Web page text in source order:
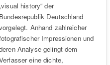
history“ der
Bundesrepublik Deutschland
Anhand zahlreicher
Impressionen und
Analyse gelingt dem
eine dichte,